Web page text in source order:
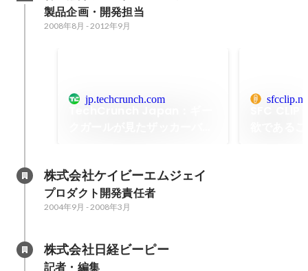
製品企画・開発担当
2008年8月 -2012年9月
jp.techcrunch.com
株式会社ケイビーエムジェイ
プロダクト開発責任者
2004年9月 -2008年3月
株式会社日経ビーピー
記者・編集